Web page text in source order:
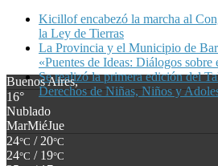
Kicillof encabezó la marcha al
la Ley de Tierras
La Provincia y el Municipio de
«Puentes de Ideas: Diálogos
Se realizó la primera edición del
Derechos de Niñas, Niños y
Buenos Aires,
16°
Nublado
MarMiéJue
24°C / 20°C
24°C / 19°C